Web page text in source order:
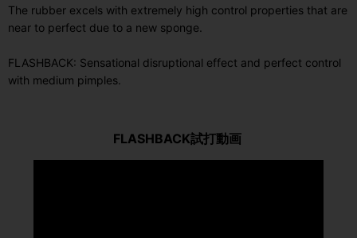
The rubber excels with extremely high control properties that are
near to perfect due to a new sponge.
FLASHBACK: Sensational disruptional effect and perfect control
with medium pimples.
FLASHBACK試打動画